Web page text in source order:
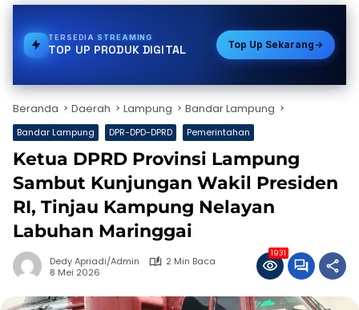
TERSEDIA BPJS
TOP UP PRODUK DIGITAL Top Up Sekarang
Beranda Daerah Lampung Bandar Lampung
Bandar Lampung DPR-DPD-DPRD Pemerintahan
Ketua DPRD Provinsi Lampung
Sambut Kunjungan Wakil Presiden
RI, Tinjau Kampung Nelayan
Labuhan Maringgai
Dedy Apriadi/Admin
2 Min Baca
8 Mei 2026
1931